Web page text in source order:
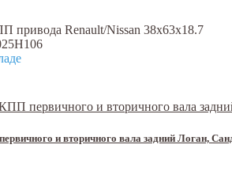
привода Renault/Nissan 38x63x18.7
и вторичного вала задний Логан,